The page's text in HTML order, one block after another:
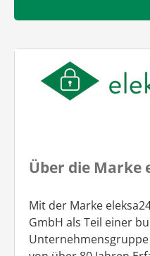
Über die Marke
Mit der Marke
GmbH als Teil einer